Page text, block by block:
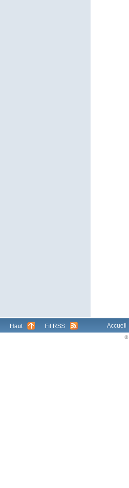
Haut Fil RSS Accueil
©